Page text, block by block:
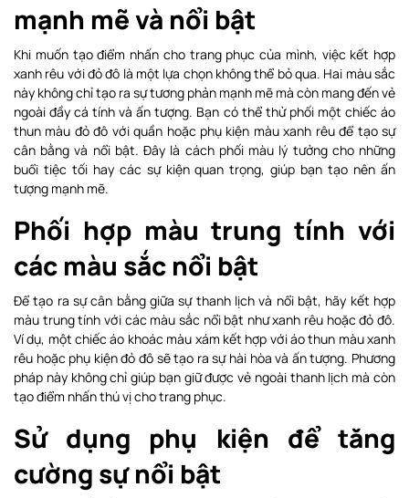
mạnh mẽ và nổi bật
Khi muốn tạo điểm nhấn cho trang phục của mình, việc kết hợp
xanh rêu với đỏ đô là một lựa chọn không thể bỏ qua. Hai màu sắc
này không chỉ tạo ra sự tương phản mạnh mẽ mà còn mang đến vẻ
ngoài đầy cá tính và ấn tượng. Bạn có thể thử phối một chiếc áo
thun màu đỏ đô với quần hoặc phụ kiện màu xanh rêu để tạo sự
cân bằng và nổi bật. Đây là cách phối màu lý tưởng cho những
buổi tiệc tối hay các sự kiện quan trọng, giúp bạn tạo nên ấn
tượng mạnh mẽ.
Phối hợp màu trung tính với
các màu sắc nổi bật
Để tạo ra sự cân bằng giữa sự thanh lịch và nổi bật, hãy kết hợp
màu trung tính với các màu sắc nổi bật như xanh rêu hoặc đỏ đô.
Ví dụ, một chiếc áo khoác màu xám kết hợp với áo thun màu xanh
rêu hoặc phụ kiện đỏ đô sẽ tạo ra sự hài hòa và ấn tượng. Phương
pháp này không chỉ giúp bạn giữ được vẻ ngoài thanh lịch mà còn
tạo điểm nhấn thú vị cho trang phục.
Sử dụng phụ kiện để tăng
cường sự nổi bật